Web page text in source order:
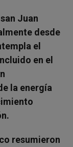
Juan
desde
el
en el
la energía
resumieron